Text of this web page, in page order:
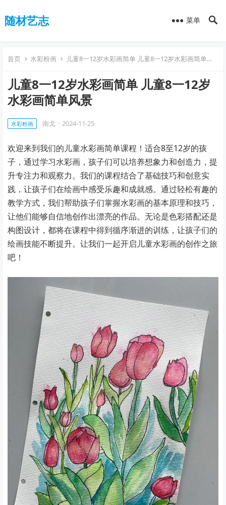
随材艺志 菜单
首页 水彩粉画 儿童8一12岁水彩画简单 儿童8一12岁水彩画简单风景
儿童8一12岁水彩画简单 儿童8一12岁
水彩画简单风景
水彩粉画 南戈 · 2024-11-25
欢迎来到我们的儿童水彩画简单课程！适合8至12岁的孩
子，通过学习水彩画，孩子们可以培养想象力和创造力，提
升专注力和观察力。我们的课程结合了基础技巧和创意实
践，让孩子们在绘画中感受乐趣和成就感。通过轻松有趣的
教学方式，我们帮助孩子们掌握水彩画的基本原理和技巧，
让他们能够自信地创作出漂亮的作品。无论是色彩搭配还是
构图设计，都将在课程中得到循序渐进的训练，让孩子们的
绘画技能不断提升。让我们一起开启儿童水彩画的创作之旅
吧！